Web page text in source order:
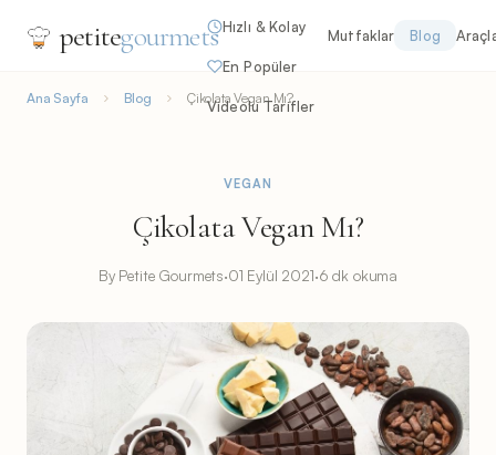
petitegourmets Hızlı & Kolay
En Popüler
Videolu Tarifler
Mutfaklar Blog
Ana Sayfa Blog Çikolata Vegan Mı?
VEGAN
Çikolata Vegan Mı?
By Petite Gourmets·01 Eylül 2021·6 dk okuma